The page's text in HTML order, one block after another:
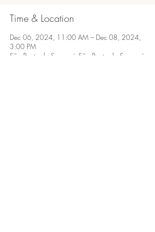
Time & Location
Dec 06, 2024, 11:00 AM – Dec 08, 2024,
3:00 PM
São Bento do Sapucaí, São Bento do Sapucaí,